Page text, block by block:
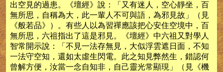
出空見的過患。《壇經》說：「又有迷人，空心靜坐，百
無所思，自稱為大，此一輩人不可與語，為邪見故」（見
《般若品》）。有些人以為習禪應該把心安住空境中，百
無所思，六祖指出了這是邪見。《壇經》中六祖又對學人
智常開示說：「不見一法存無見，大似浮雲遮日面，不知
一法守空知，還如太虛生閃電。此之知見弊然生，錯認何
曾解方便，汝當一念自知非，自己靈光常顯現」（見《機